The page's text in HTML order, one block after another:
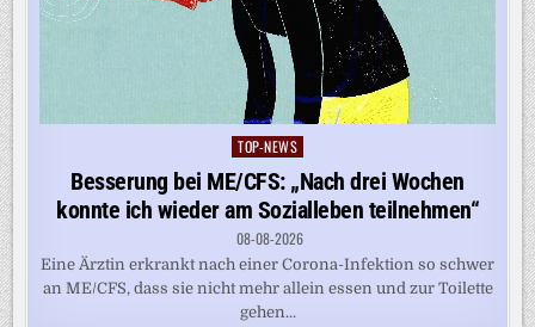
Posted
in
TOP-NEWS
Besserung bei ME/CFS: „Nach drei Wochen
konnte ich wieder am Sozialleben teilnehmen“
08-08-2026
Eine Ärztin erkrankt nach einer Corona-Infektion so schwer
an ME/CFS, dass sie nicht mehr allein essen und zur Toilette
gehen...